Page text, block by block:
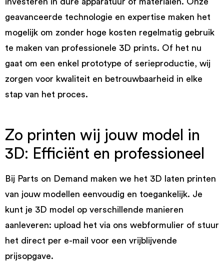
geavanceerde technologie en expertise maken het
mogelijk om zonder hoge kosten regelmatig gebruik
te maken van professionele 3D prints. Of het nu
gaat om een enkel prototype of serieproductie, wij
zorgen voor kwaliteit en betrouwbaarheid in elke
stap van het proces.
Zo printen wij jouw model in
3D: Efficiënt en professioneel
Bij Parts on Demand maken we het 3D laten printen
van jouw modellen eenvoudig en toegankelijk. Je
kunt je 3D model op verschillende manieren
aanleveren: upload het via ons webformulier of stuur
het direct per e-mail voor een vrijblijvende
prijsopgave.